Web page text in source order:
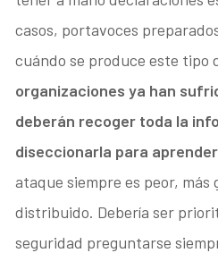
casos, portavoces
cuándo se produce este tipo
organizaciones ya han
deberán recoger toda la
diseccionarla para
ataque siempre es peor, más
distribuido. Debería ser
seguridad preguntarse